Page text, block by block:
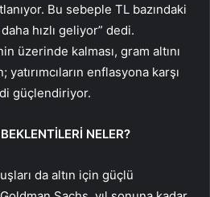
Bu sebeple TL bazındaki
hızlı geliyor” dedi.
üzerinde kalması, gram altını
enflasyona karşı
güçlendiriyor.
NELER?
da altın için güçlü